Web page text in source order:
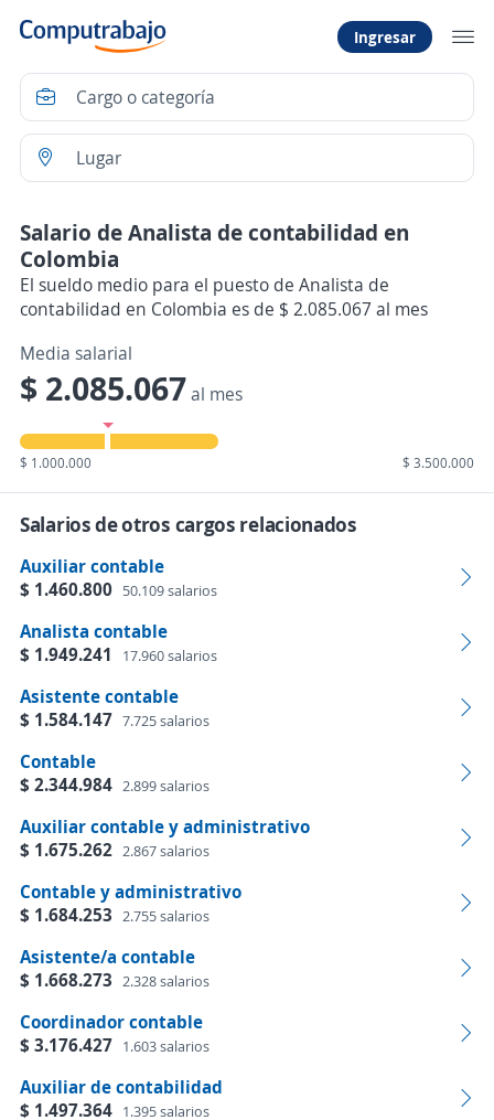
Ingresar
Salario de Analista de contabilidad en
Colombia
El sueldo medio para el puesto de Analista de
contabilidad en Colombia es de $ 2.085.067 al mes
Media salarial
$ 2.085.067al mes
$ 1.000.000 $ 3.500.000
Salarios de otros cargos relacionados
Auxiliar contable
$ 1.460.800 50.109 salarios
Analista contable
$ 1.949.241
17.960 salarios
Asistente contable
$ 1.584.147 7.725 salarios
Contable
$ 2.344.984 2.899 salarios
Auxiliar contable y administrativo
$ 1.675.262 2.867 salarios
Contable y administrativo
$ 1.684.253 2.755 salarios
Asistente/a contable
$ 1.668.273 2.328 salarios
Coordinador contable
$ 3.176.427 1.603 salarios
Auxiliar de contabilidad
$ 1.497.364 1.395 salarios